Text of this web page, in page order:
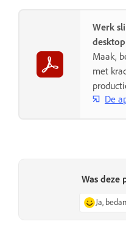
Werk
desktop
Maak,
met
De
Was deze
Ja,